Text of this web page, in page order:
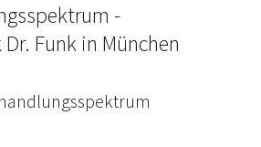
-
Funk in München